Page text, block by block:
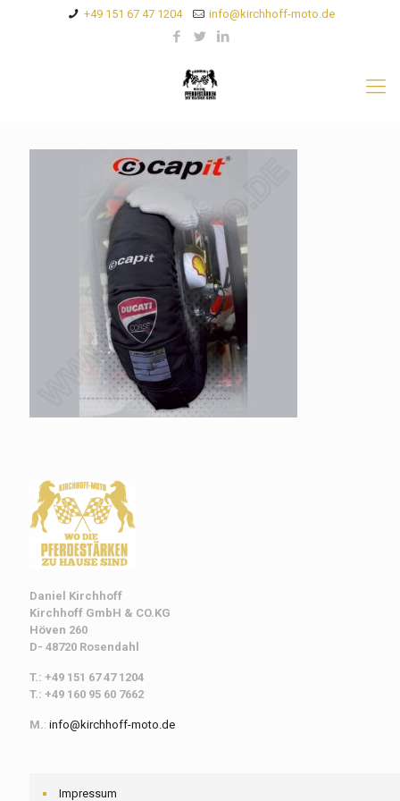
+49 151 67 47 1204 info@kirchhoff-moto.de
Daniel Kirchhoff
Kirchhoff GmbH & CO.KG
Höven 260
D- 48720 Rosendahl
T.: +49 151 67 47 1204
T.: +49 160 95 60 7662
M.: info@kirchhoff-moto.de
Impressum